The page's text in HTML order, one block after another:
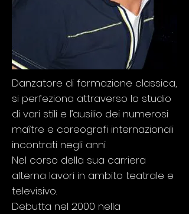
Danzatore di formazione classica,
si perfeziona attraverso lo studio
di vari stili e l’ausilio dei numerosi
maître e coreografi internazionali
incontrati negli anni.
Nel corso della sua carriera
alterna lavori in ambito teatrale e
televisivo.
Debutta nel 2000 nella